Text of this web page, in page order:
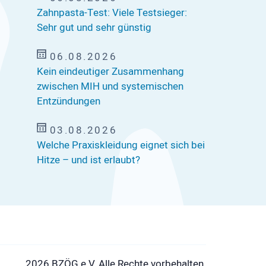
Zahnpasta-Test: Viele Testsieger:
Sehr gut und sehr günstig
06.08.2026
Kein eindeutiger Zusammenhang
zwischen MIH und systemischen
Entzündungen
03.08.2026
Welche Praxiskleidung eignet sich bei
Hitze – und ist erlaubt?